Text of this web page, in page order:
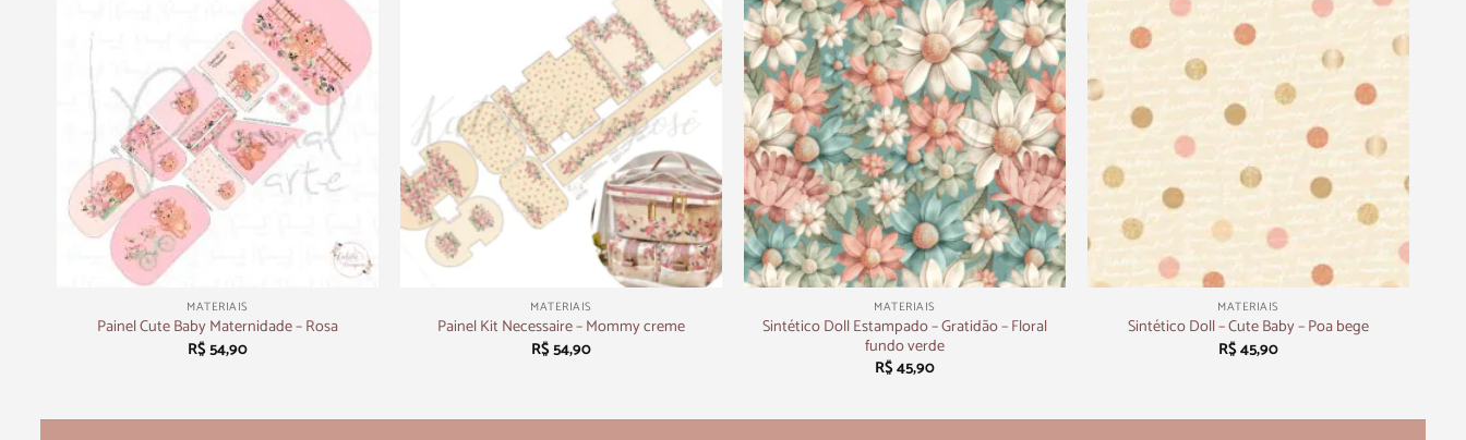
MATERIAIS
Painel Cute Baby Maternidade – Rosa
R$54,90
MATERIAIS
Painel Kit Necessaire – Mommy creme
R$54,90
+
MATERIAIS
Sintético Doll Estampado – Gratidão – Floral
fundo verde
R$45,90
MATERIAIS
Sintético Doll – Cute Baby – Poa bege
R$45,90